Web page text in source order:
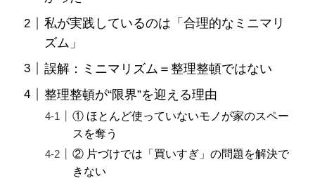
私が実践しているのは「合理的なミニマリ
ズム」
誤解：ミニマリズム＝整理整頓ではない
整理整頓が“限界”を迎える理由
① ほとんど使っていないモノが家のスペー
スを奪う
② 片づけでは「買いすぎ」の問題を解決で
きない